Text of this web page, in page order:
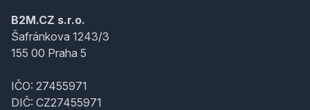
B2M.CZ s.r.o.
Šafránkova 1243/3
155 00 Praha 5
IČO: 27455971
DIČ: CZ27455971